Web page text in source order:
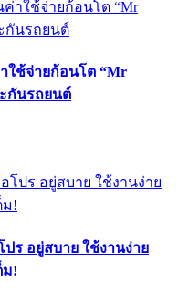
ใช้จ่ายก้อนโต “Mr
กันรถยนต์
ร อยู่สบาย ใช้งานง่าย
ม!